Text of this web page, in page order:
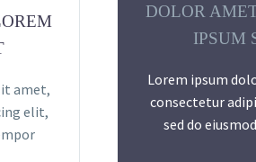
amet,
elit,
DOLOR
IPSUM
Lorem ipsum
consectetur
sed do